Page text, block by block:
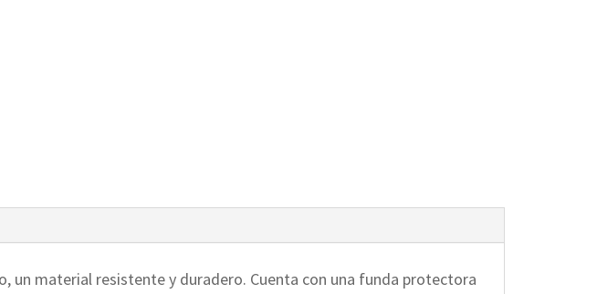
un material resistente y duradero. Cuenta con una funda protectora